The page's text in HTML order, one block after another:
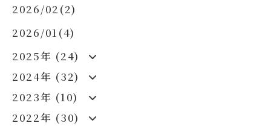
2026/02(2)
2026/01(4)
2025年 (24)
2024年 (32)
2023年 (10)
2022年 (30)